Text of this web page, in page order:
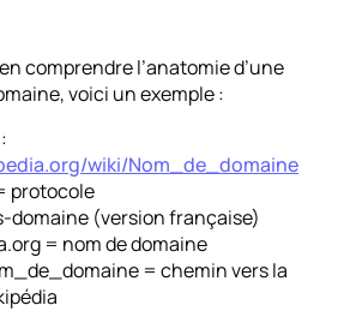
comprendre l’anatomie d’une
voici un exemple :
wiki/Nom_de_domaine
protocole
domaine (version française)
= nom de domaine
= chemin vers la